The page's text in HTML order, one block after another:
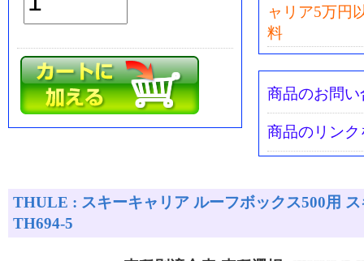
ャリア5万円
料
商品のお問い
商品のリン
THULE : スキーキャリア ルーフボックス500用
TH694-5